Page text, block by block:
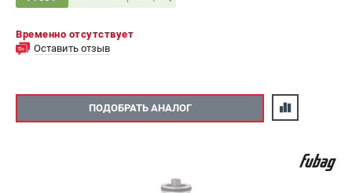
Временно отсутствует
Оставить отзыв
ПОДОБРАТЬ АНАЛОГ